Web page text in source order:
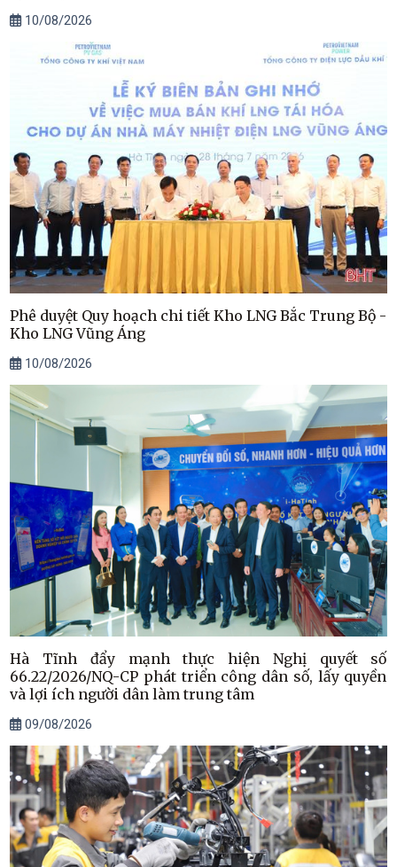
10/08/2026
Phê duyệt Quy hoạch chi tiết Kho LNG Bắc Trung Bộ -
Kho LNG Vũng Áng
10/08/2026
Hà Tĩnh đẩy mạnh thực hiện Nghị quyết số
66.22/2026/NQ-CP phát triển công dân số, lấy quyền
và lợi ích người dân làm trung tâm
09/08/2026